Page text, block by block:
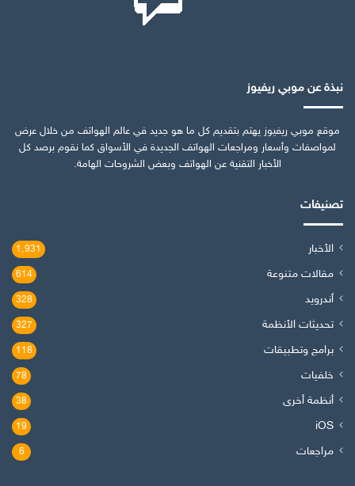
نبذة عن موبي ريفيوز
موقع موبي ريفيوز يهتم بتقديم كل ما هو جديد في عالم الهواتف من خلال عرض
لمواصفات وأسعار ومراجعات الهواتف الجديدة في الأسواق كما نقوم برصد كل
الأخبار التقنية عن الهواتف وبعض الشروحات الهامة.
تصنيفات
الأخبار 1٬931
مقالات متنوعة 614
أندرويد 328
تحديثات الأنظمة 327
برامج وتطبيقات 118
خلفيات 78
أنظمة أخرى 38
iOS
19
مراجعات 6